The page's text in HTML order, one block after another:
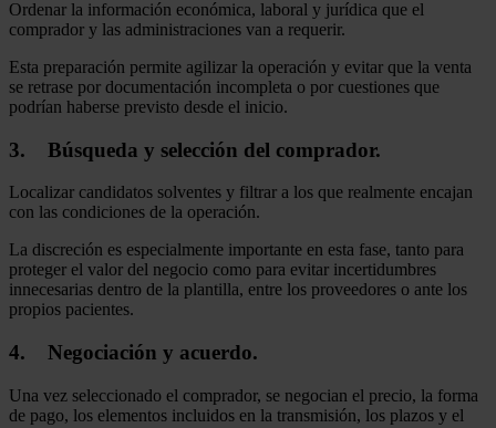
Ordenar la información económica, laboral y jurídica que el
comprador y las administraciones van a requerir.
Esta preparación permite agilizar la operación y evitar que la venta
se retrase por documentación incompleta o por cuestiones que
podrían haberse previsto desde el inicio.
3. Búsqueda y selección del comprador.
Localizar candidatos solventes y filtrar a los que realmente encajan
con las condiciones de la operación.
La discreción es especialmente importante en esta fase, tanto para
proteger el valor del negocio como para evitar incertidumbres
innecesarias dentro de la plantilla, entre los proveedores o ante los
propios pacientes.
4. Negociación y acuerdo.
Una vez seleccionado el comprador, se negocian el precio, la forma
de pago, los elementos incluidos en la transmisión, los plazos y el